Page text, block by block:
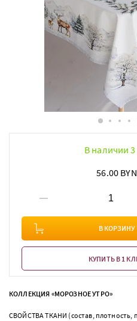
В наличии
56.00 BYN
В КОРЗИНУ
КУПИТЬ В 1
КОЛЛЕКЦИЯ «МОРОЗНОЕ УТРО»
СВОЙСТВА ТКАНИ (состав, плотность,